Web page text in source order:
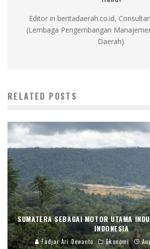
Editor in beritadaerah.co.id,
(Lembaga Pengembangan
Daerah).
RELATED POSTS
SUMATERA SEBAGAI MOTOR UTAMA
INDONESIA
Fadjar Ari Dewanto Ekonomi